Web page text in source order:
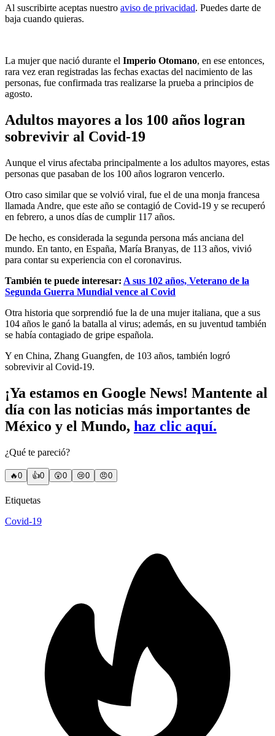
Al suscribirte aceptas nuestro aviso de privacidad. Puedes darte de
baja cuando quieras.
La mujer que nació durante el Imperio Otomano, en ese entonces,
rara vez eran registradas las fechas exactas del nacimiento de las
personas, fue confirmada tras realizarse la prueba a principios de
agosto.
Adultos mayores a los 100 años logran
sobrevivir al Covid-19
Aunque el virus afectaba principalmente a los adultos mayores, estas
personas que pasaban de los 100 años lograron vencerlo.
Otro caso similar que se volvió viral, fue el de una monja francesa
llamada Andre, que este año se contagió de Covid-19 y se recuperó
en febrero, a unos días de cumplir 117 años.
De hecho, es considerada la segunda persona más anciana del
mundo. En tanto, en España, María Branyas, de 113 años, vivió
para contar su experiencia con el coronavirus.
También te puede interesar: A sus 102 años, Veterano de la
Segunda Guerra Mundial vence al Covid
Otra historia que sorprendió fue la de una mujer italiana, que a sus
104 años le ganó la batalla al virus; además, en su juventud también
se había contagiado de gripe española.
Y en China, Zhang Guangfen, de 103 años, también logró
sobrevivir al Covid-19.
¡Ya estamos en Google News! Mantente al
día con las noticias más importantes de
México y el Mundo, haz clic aquí.
¿Qué te pareció?
🔥0 👍0 😲0 😢0 😠0
Etiquetas
Covid-19